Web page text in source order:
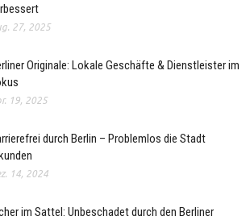
27, 2025
Originale: Lokale Geschäfte & Dienstleister im
19, 2025
durch Berlin – Problemlos die Stadt
14, 2024
im Sattel: Unbeschadet durch den Berliner